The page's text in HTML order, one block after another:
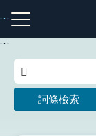
到
主
:::
注音索引圖示
:::
詞條檢索